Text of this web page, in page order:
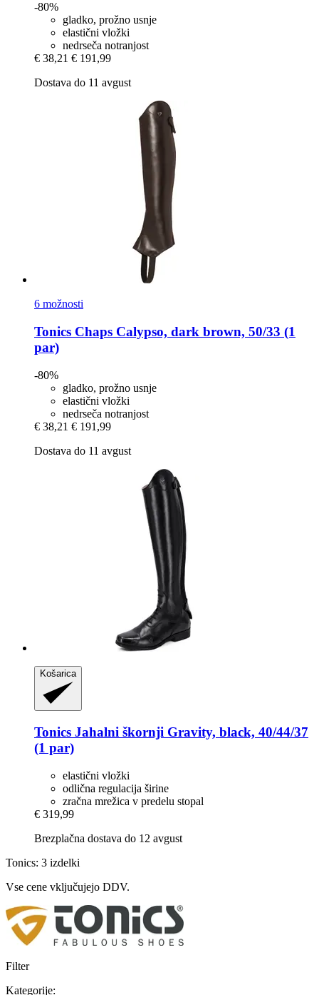
-80%
gladko, prožno usnje
elastični vložki
nedrseča notranjost
€ 38,21 € 191,99
Dostava do 11 avgust
6 možnosti
Tonics Chaps Calypso, dark brown, 50/33 (1
par)
-80%
gladko, prožno usnje
elastični vložki
nedrseča notranjost
€ 38,21 € 191,99
Dostava do 11 avgust
Košarica
Tonics Jahalni škornji Gravity, black, 40/44/37
(1 par)
elastični vložki
odlična regulacija širine
zračna mrežica v predelu stopal
€ 319,99
Brezplačna dostava do 12 avgust
Tonics: 3 izdelki
Vse cene vključujejo DDV.
Filter
Kategorije: